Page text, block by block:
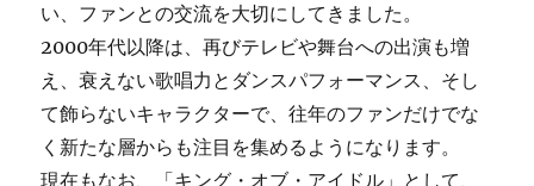
い、ファンとの交流を大切にしてきました。
2000年代以降は、再びテレビや舞台への出演も増
え、衰えない歌唱力とダンスパフォーマンス、そし
て飾らないキャラクターで、往年のファンだけでな
く新たな層からも注目を集めるようになります。
現在もなお、「キング・オブ・アイドル」として、